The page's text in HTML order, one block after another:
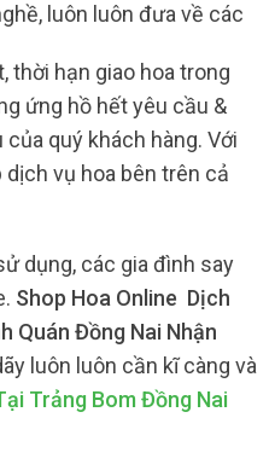
luôn luôn đưa về các
thời hạn giao hoa trong
ứng hồ hết yêu cầu &
quý khách hàng. Với
vụ hoa bên trên cả
dụng, các gia đình say
Shop Hoa Online Dịch
Quán Đồng Nai Nhận
luôn luôn cần kĩ càng và
Trảng Bom Đồng Nai